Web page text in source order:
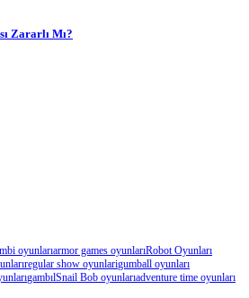
Zararlı Mı?
oyunlarıarmor games oyunlarıRobot Oyunları
regular show oyunlarigumball oyunları
gambılSnail Bob oyunlarıadventure time oyunları